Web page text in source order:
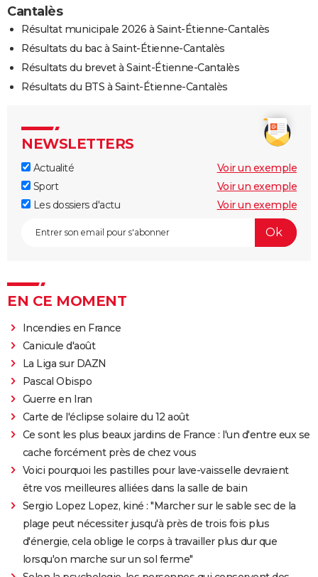
Cantalès
Résultat municipale 2026 à Saint-Étienne-Cantalès
Résultats du bac à Saint-Étienne-Cantalès
Résultats du brevet à Saint-Étienne-Cantalès
Résultats du BTS à Saint-Étienne-Cantalès
NEWSLETTERS
Actualité
Voir un exemple
Sport
Voir un exemple
Les dossiers d'actu
Voir un exemple
EN CE MOMENT
Incendies en France
Canicule d'août
La Liga sur DAZN
Pascal Obispo
Guerre en Iran
Carte de l'éclipse solaire du 12 août
Ce sont les plus beaux jardins de France : l'un d'entre eux se
cache forcément près de chez vous
Voici pourquoi les pastilles pour lave-vaisselle devraient
être vos meilleures alliées dans la salle de bain
Sergio Lopez Lopez, kiné : "Marcher sur le sable sec de la
plage peut nécessiter jusqu'à près de trois fois plus
d'énergie, cela oblige le corps à travailler plus dur que
lorsqu'on marche sur un sol ferme"